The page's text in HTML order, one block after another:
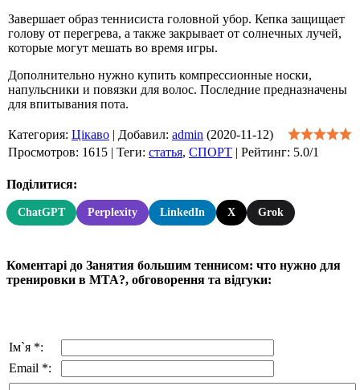
Завершает образ теннисиста головной убор. Кепка защищает
голову от перегрева, а также закрывает от солнечных лучей,
которые могут мешать во время игры.
Дополнительно нужно купить компрессионные носки,
напульсники и повязки для волос. Последние предназначены
для впитывания пота.
Категория: Цікаво | Добавил: admin (2020-11-12)
Просмотров: 1615 | Теги: статья, СПОРТ | Рейтинг: 5.0/1
Поділитися:
ChatGPT Perplexity LinkedIn X Grok
Коментарі до Занятия большим теннисом: что нужно для
тренировки в МТА?, обговорення та відгуки:
Ім`я *:
Email *: